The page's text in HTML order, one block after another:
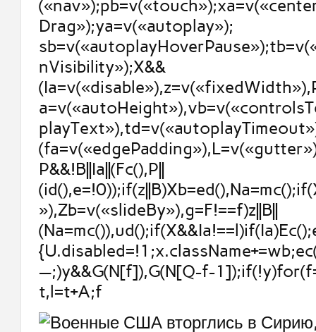
Drag»);ya=v(«autoplay»);
nVisibility»);X&&
P&&!B||Ia||(Fc(),P||
»),Zb=v(«slideBy»),g=F!==f)z||B||
—;)y&&G(N[f]),G(N[Q-f-
t,l=t+A;f